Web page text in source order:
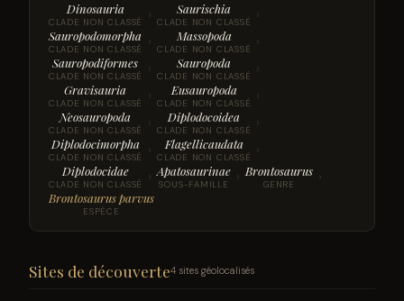
Dinosauria
CLADE NON CLASSÉ › Saurischia
CLADE NON CLASSÉ ›
Sauropodomorpha
CLADE NON CLASSÉ › Massopoda
CLADE NON CLASSÉ ›
Sauropodiformes
CLADE NON CLASSÉ › Sauropoda
CLADE NON CLASSÉ ›
Gravisauria
CLADE NON CLASSÉ › Eusauropoda
CLADE NON CLASSÉ ›
Neosauropoda
CLADE NON CLASSÉ › Diplodocoidea
CLADE NON CLASSÉ ›
Diplodocimorpha
CLADE NON CLASSÉ › Flagellicaudata
CLADE NON CLASSÉ ›
Diplodocidae
CLADE NON CLASSÉ › Apatosaurinae
SOUS-FAMILLE › Brontosaurus
GENRE ›
Brontosaurus parvus
ESPÈCE
Sites de découverte4 sites géolocalisés